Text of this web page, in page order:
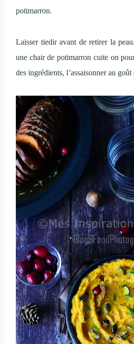
potimarron.
Laisser tiedir avant de retirer la
une chair de potimarron cuite on
des ingrédients, l’assaisonner au goût